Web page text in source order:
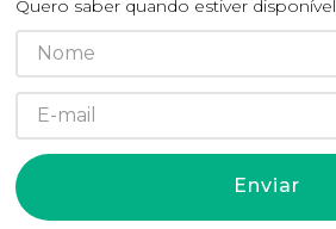
Quero saber quando estiver disponível
Enviar